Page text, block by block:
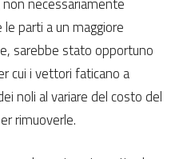
parti a un maggiore
sarebbe stato opportuno
cui i vettori faticano a
noli al variare del costo del
rimuoverle.